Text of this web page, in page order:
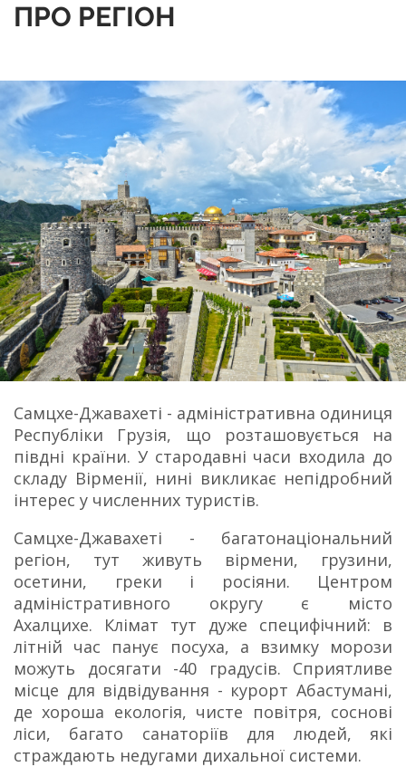
ПРО РЕГІОН
Самцхе-Джавахеті - адміністративна одиниця
Республіки Грузія, що розташовується на
півдні країни. У стародавні часи входила до
складу Вірменії, нині викликає непідробний
інтерес у численних туристів.
Самцхе-Джавахеті - багатонаціональний
регіон, тут живуть вірмени, грузини,
осетини, греки і росіяни. Центром
адміністративного округу є місто
Ахалцихе. Клімат тут дуже специфічний: в
літній час панує посуха, а взимку морози
можуть досягати -40 градусів. Сприятливе
місце для відвідування - курорт Абастумані,
де хороша екологія, чисте повітря, соснові
ліси, багато санаторіїв для людей, які
страждають недугами дихальної системи.